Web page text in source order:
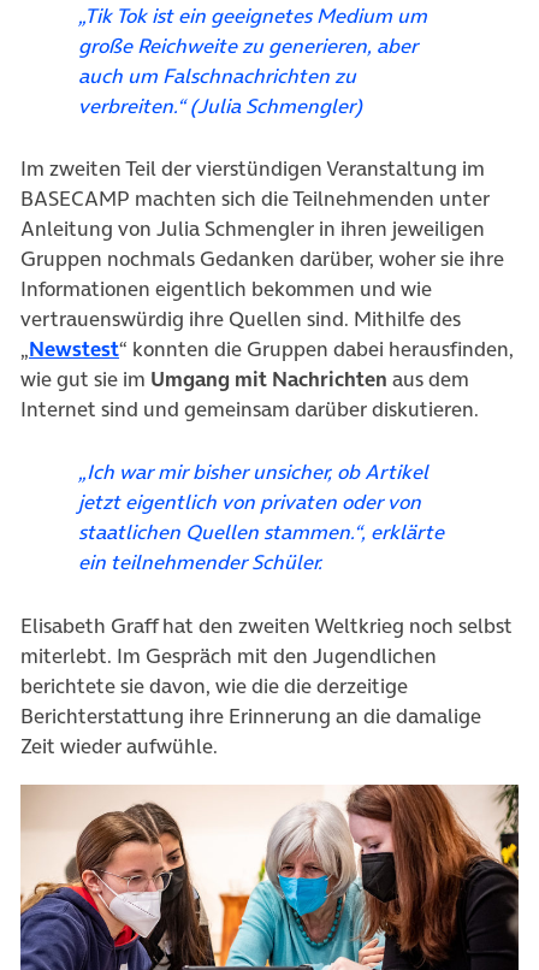
„Tik Tok ist ein geeignetesMedium um
große Reichweite zu generieren, aber
auch um Falschnachrichten zu
verbreiten.“ (Julia Schmengler)
Im zweiten Teil der vierstündigen Veranstaltung im
BASECAMP machten sich die Teilnehmenden unter
Anleitung von Julia Schmengler in ihren jeweiligen
Gruppen nochmals Gedanken darüber, woher sie ihre
Informationen eigentlich bekommen und wie
vertrauenswürdig ihre Quellen sind. Mithilfe des
„Newstest(öffnet in neuem Tab)
“ konnten die Gruppen dabei herausfinden,
wie gut sie im Umgang mit Nachrichten aus dem
Internet sind und gemeinsam darüber diskutieren.
„Ich war mir bisher unsicher, ob Artikel
jetzt eigentlich von privaten oder von
staatlichen Quellen stammen.“, erklärte
ein teilnehmender Schüler.
Elisabeth Graff hat den zweiten Weltkrieg noch selbst
miterlebt. Im Gespräch mit den Jugendlichen
berichtete sie davon, wie die die derzeitige
Berichterstattung ihre Erinnerung an die damalige
Zeit wieder aufwühle.